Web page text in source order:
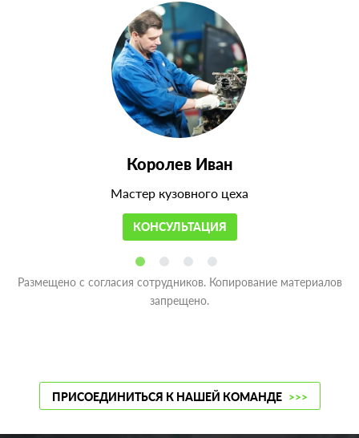
Королев Иван
Мастер кузовного цеха
КОНСУЛЬТАЦИЯ
Размещено с согласия сотрудников. Копирование материалов
запрещено.
ПРИСОЕДИНИТЬСЯ К НАШЕЙ КОМАНДЕ >>>